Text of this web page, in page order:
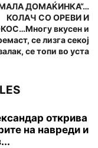
ДОМАЌИНКА“…
КОЛАЧ СО ОРЕВИ И
вкусен и
се лизга секој
се топи во уста
открива
на навреди и